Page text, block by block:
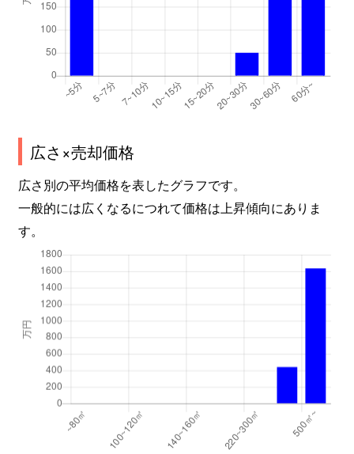
広さ×売却価格
広さ別の平均価格を表したグラフです。
一般的には広くなるにつれて価格は上昇傾向にありま
す。